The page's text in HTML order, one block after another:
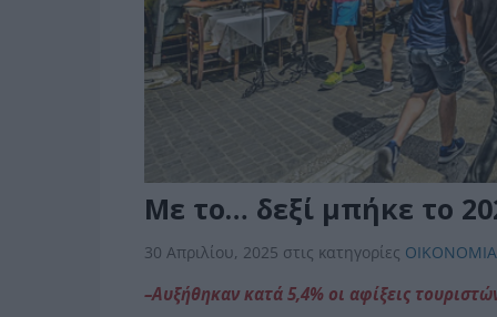
Με το… δεξί μπήκε το
30 Απριλίου, 2025 στις κατηγορίες ΟΙΚΟΝΟΜΙΑ
–Αυξήθηκαν κατά 5,4% οι αφίξεις